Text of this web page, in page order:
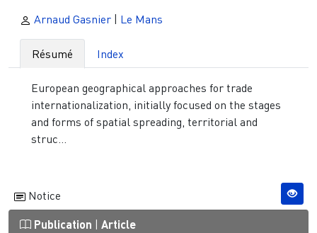
Arnaud Gasnier | Le Mans
Résumé Index
European geographical approaches for trade
internationalization, initially focused on the stages
and forms of spatial spreading, territorial and
struc...
Notice
Publication | Article